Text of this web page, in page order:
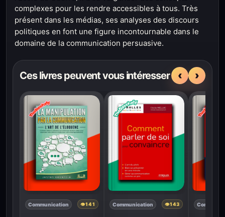
complexes pour les rendre accessibles à tous. Très
présent dans les médias, ses analyses des discours
politiques en font une figure incontournable dans le
domaine de la communication persuasive.
Ces livres peuvent vous intéresser ‹ ›
Communication 👁141 Communication 👁143